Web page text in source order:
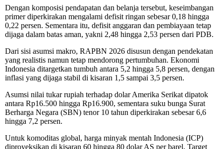
Dengan komposisi pendapatan dan belanja tersebut, keseimbangan
primer diperkirakan mengalami defisit ringan sebesar 0,18 hingga
0,22 persen. Sementara itu, defisit anggaran dan pembiayaan tetap
dijaga dalam batas aman, yakni 2,48 hingga 2,53 persen dari PDB.
Dari sisi asumsi makro, RAPBN 2026 disusun dengan pendekatan
yang realistis namun tetap mendorong pertumbuhan. Ekonomi
Indonesia ditargetkan tumbuh antara 5,2 hingga 5,8 persen, dengan
inflasi yang dijaga stabil di kisaran 1,5 sampai 3,5 persen.
Asumsi nilai tukar rupiah terhadap dolar Amerika Serikat dipatok
antara Rp16.500 hingga Rp16.900, sementara suku bunga Surat
Berharga Negara (SBN) tenor 10 tahun diperkirakan sebesar 6,6
hingga 7,2 persen.
Untuk komoditas global, harga minyak mentah Indonesia (ICP)
diproyeksikan di kisaran 60 hingga 80 dolar AS per barel. Target